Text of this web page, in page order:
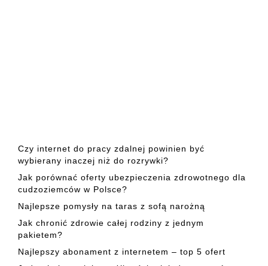
Czy internet do pracy zdalnej powinien być
wybierany inaczej niż do rozrywki?
Jak porównać oferty ubezpieczenia zdrowotnego dla
cudzoziemców w Polsce?
Najlepsze pomysły na taras z sofą narożną
Jak chronić zdrowie całej rodziny z jednym
pakietem?
Najlepszy abonament z internetem – top 5 ofert